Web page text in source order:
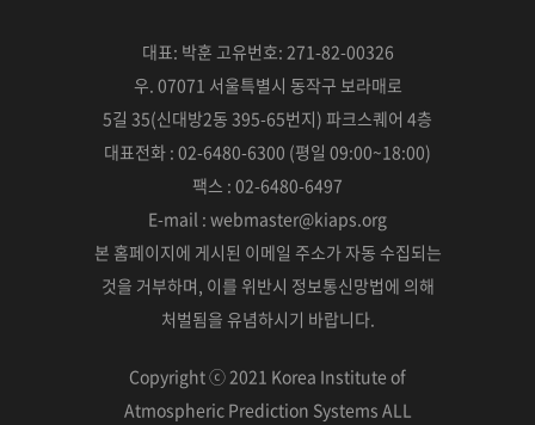
대표: 박훈 고유번호: 271-82-00326
우. 07071 서울특별시 동작구 보라매로
5길 35(신대방2동 395-65번지) 파크스퀘어 4층
대표전화 : 02-6480-6300 (평일 09:00~18:00)
팩스 : 02-6480-6497
E-mail : webmaster@kiaps.org
본 홈페이지에 게시된 이메일 주소가 자동 수집되는
것을 거부하며, 이를 위반시 정보통신망법에 의해
처벌됨을 유념하시기 바랍니다.
Copyright ⓒ 2021 Korea Institute of
Atmospheric Prediction Systems ALL